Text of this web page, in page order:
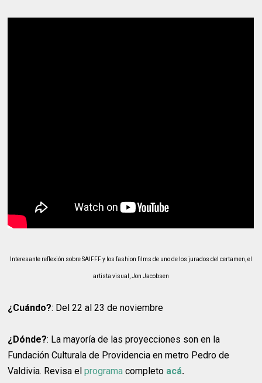
Interesante reflexión sobre SAIFFF y los fashion films de uno de los jurados del certamen, el
artista visual, Jon Jacobsen
¿Cuándo?: Del 22 al 23 de noviembre
¿Dónde?: La mayoría de las proyecciones son en la
Fundación Culturala de Providencia en metro Pedro de
Valdivia. Revisa elprograma completo acá.